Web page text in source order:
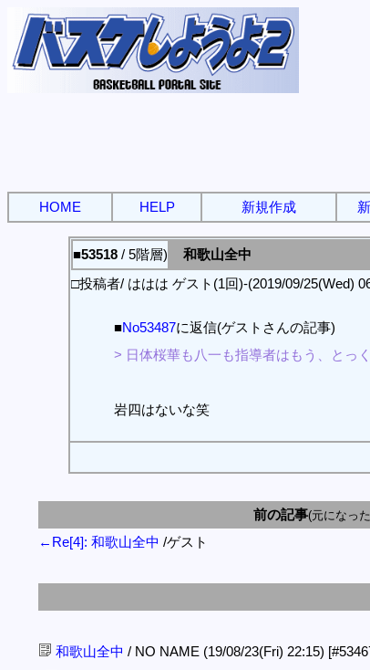
HOME HELP 新規作成
■53518/ 5階層)
和歌山全中
□投稿者/ ははは ゲスト(1回)-(2019/09/25(Wed)
■No53487に返信(ゲストさんの記事)
> 日体桜華も八一も指導者はもう、とっ
岩四はないな笑
前の記事(元になっ
←Re[4]: 和歌山全中 /ゲスト
和歌山全中 / NO NAME (19/08/23(Fri) 22:15)